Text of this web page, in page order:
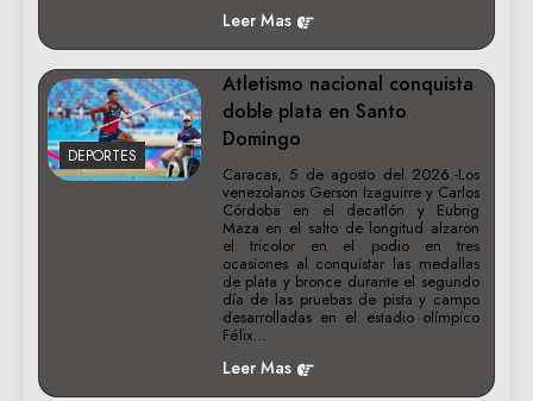
Leer Mas
DEPORTES
Atletismo nacional conquista
doble plata en Santo
Domingo
Caracas, 5 de agosto del 2026.-Los
venezolanos Gerson Izaguirre y Carlos
Córdoba en el decatlón y Eubrig
Maza en el salto de longitud alzaron
el tricolor en el podio en tres
ocasiones al conquistar las medallas
de plata y bronce durante el segundo
día de las pruebas de pista y campo
desarrolladas en el estadio olímpico
Félix…
Leer Mas